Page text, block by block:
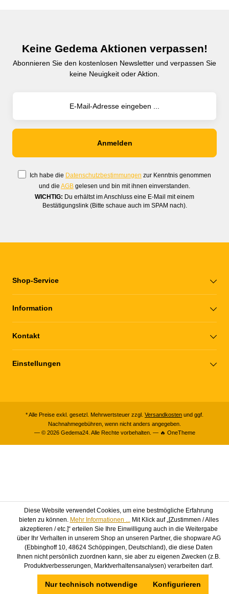
Keine Gedema Aktionen verpassen!
Abonnieren Sie den kostenlosen Newsletter und verpassen Sie
keine Neuigkeit oder Aktion.
Ich habe die Datenschutzbestimmungen zur Kenntnis genommen
und die AGB gelesen und bin mit ihnen einverstanden.
WICHTIG: Du erhältst im Anschluss eine E-Mail mit einem
Bestätigungslink (Bitte schaue auch im SPAM nach).
Shop-Service
Information
Kontakt
Einstellungen
* Alle Preise exkl. gesetzl. Mehrwertsteuer zzgl. Versandkosten und ggf.
Nachnahmegebühren, wenn nicht anders angegeben.
— © 2026 Gedema24. Alle Rechte vorbehalten. — 🔥 OneTheme
Diese Website verwendet Cookies, um eine bestmögliche Erfahrung
bieten zu können. Mehr Informationen ...Mit Klick auf „[Zustimmen / Alles
akzeptieren / etc.]“ erteilen Sie Ihre Einwilligung auch in die Weitergabe
über Ihr Verhalten in unserem Shop an unseren Partner, die shopware AG
(Ebbinghoff 10, 48624 Schöppingen, Deutschland), die diese Daten
Ihnen nicht persönlich zuordnen kann, sie aber zu eigenen Zwecken (z.B.
Produktverbesserungen, Marktverhaltensanalysen) verarbeiten darf.
Nur technisch notwendige Konfigurieren